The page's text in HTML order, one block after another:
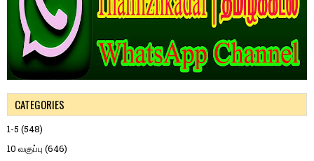
CATEGORIES
1-5 (548)
10 வகுப்பு (646)